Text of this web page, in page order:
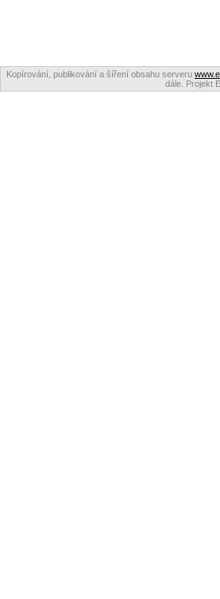
Kopírování, publikování a šíření obsahu serveru
dále. Projekt